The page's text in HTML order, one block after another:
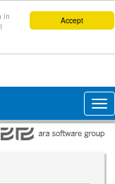
Accept
în